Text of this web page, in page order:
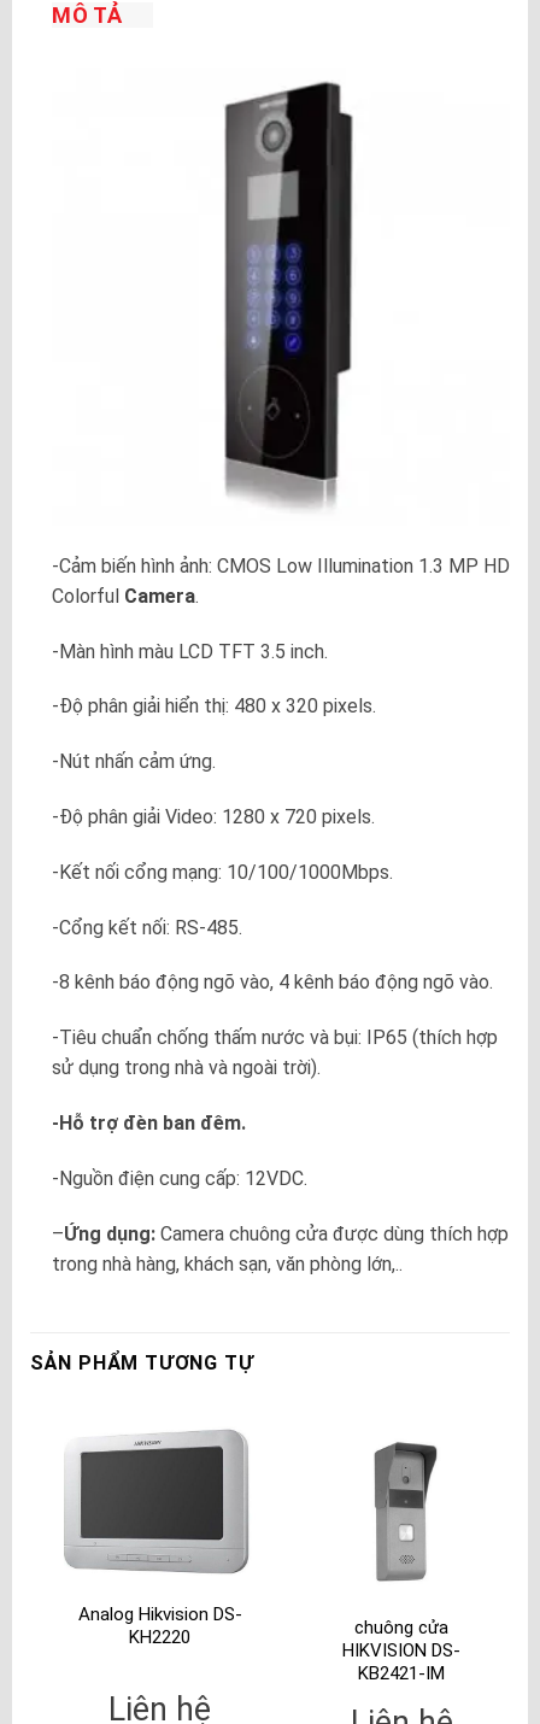
MÔ TẢ
-Cảm biến hình ảnh: CMOS Low Illumination 1.3 MP HD
Colorful Camera.
-Màn hình màu LCD TFT 3.5 inch.
-Độ phân giải hiển thị: 480 x 320 pixels.
-Nút nhấn cảm ứng.
-Độ phân giải Video: 1280 x 720 pixels.
-Kết nối cổng mạng: 10/100/1000Mbps.
-Cổng kết nối: RS-485.
-8 kênh báo động ngõ vào, 4 kênh báo động ngõ vào.
-Tiêu chuẩn chống thấm nước và bụi: IP65 (thích hợp
sử dụng trong nhà và ngoài trời).
-Hỗ trợ đèn ban đêm.
-Nguồn điện cung cấp: 12VDC.
–Ứng dụng:Camera chuông cửa được dùng thích hợp
trong nhà hàng, khách sạn, văn phòng lớn,..
SẢN PHẨM TƯƠNG TỰ
Analog Hikvision DS-
KH2220
Liên hệ
chuông cửa
HIKVISION DS-
KB2421-IM